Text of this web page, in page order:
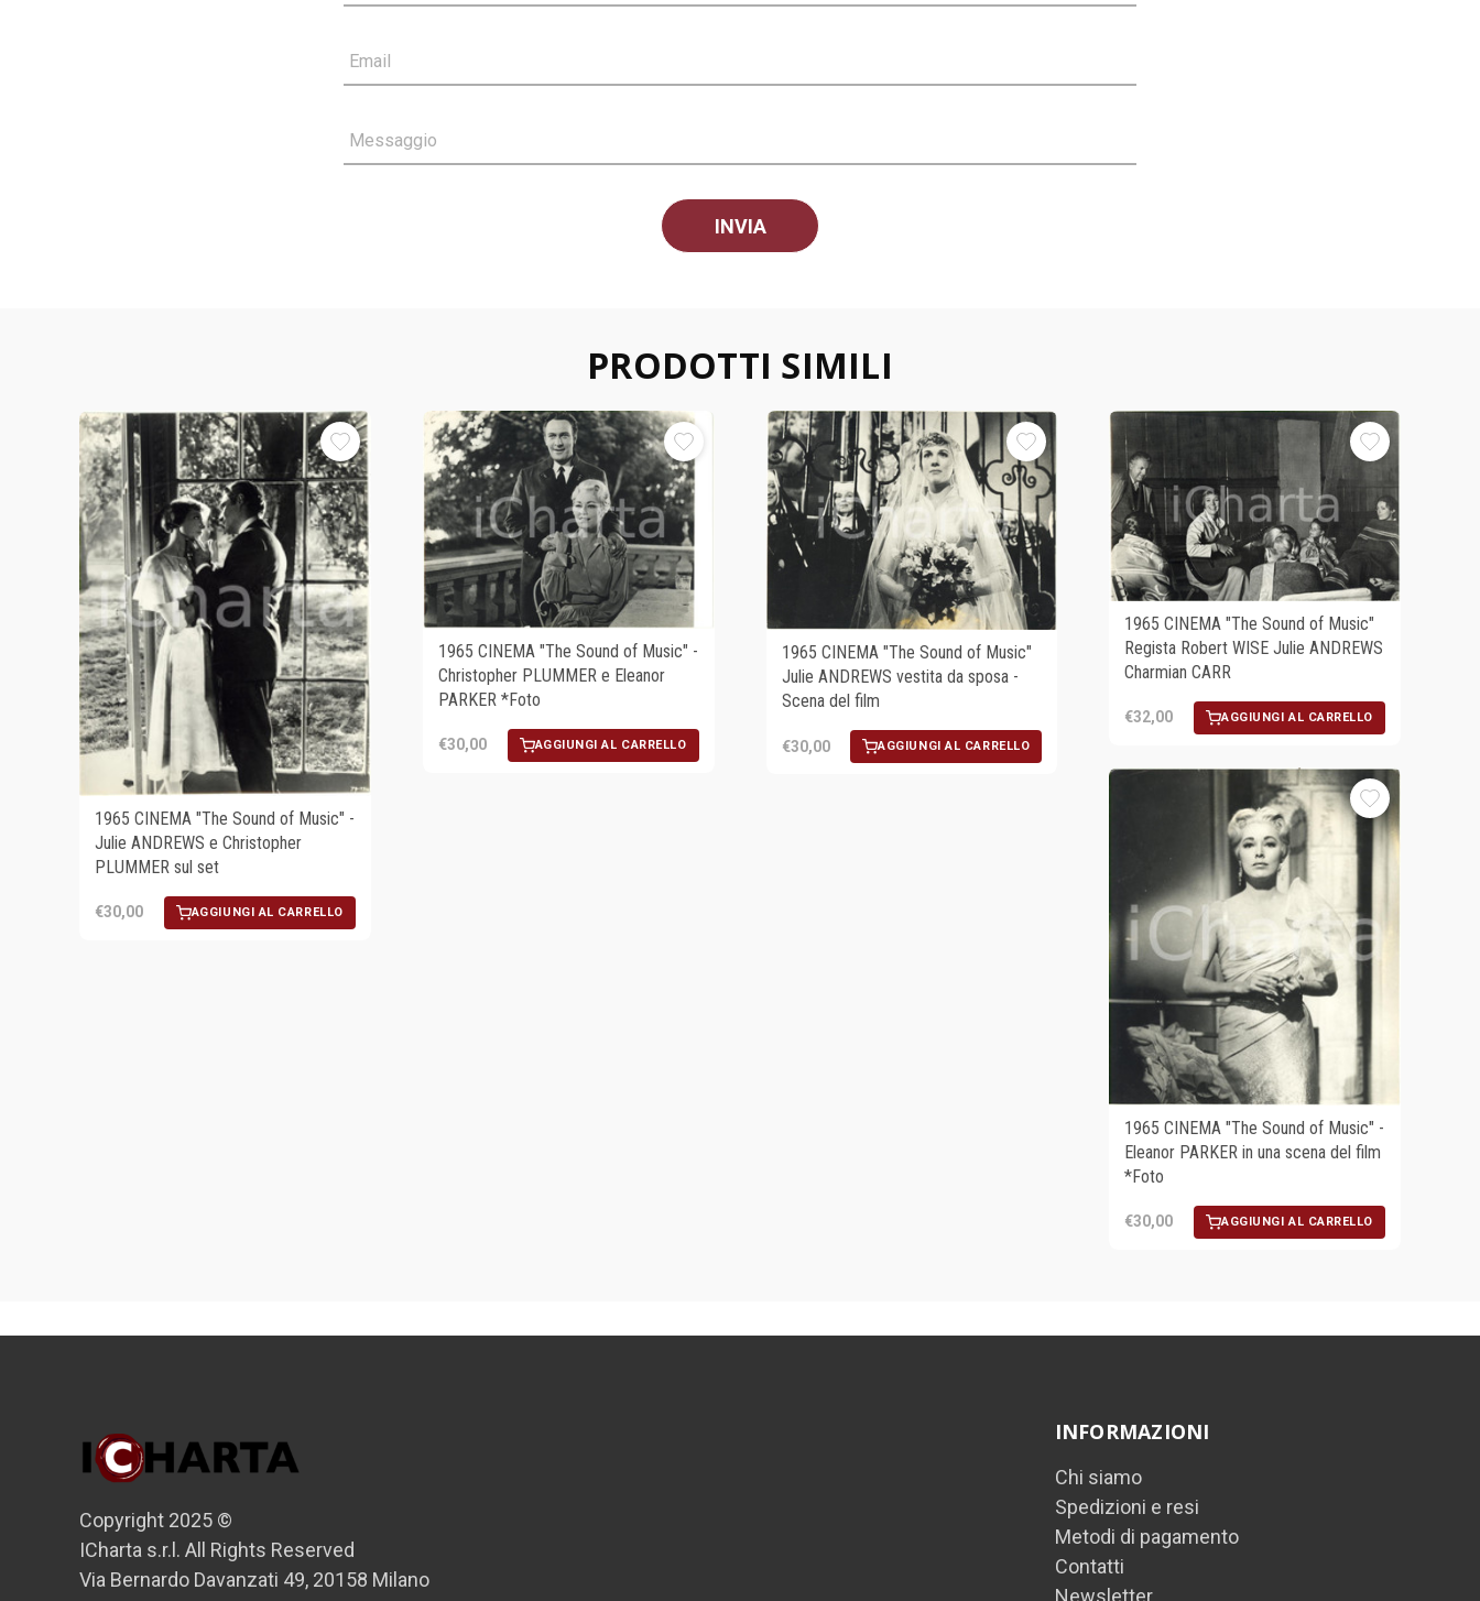
Email
Messaggio
PRODOTTI SIMILI
1965 CINEMA "The Sound of Music" -
Julie ANDREWS e Christopher
PLUMMER sul set
€30,00 AGGIUNGI AL CARRELLO
1965 CINEMA "The Sound of Music" -
Christopher PLUMMER e Eleanor
PARKER *Foto
€30,00 AGGIUNGI AL CARRELLO
1965 CINEMA "The Sound of Music"
Julie ANDREWS vestita da sposa -
Scena del film
€30,00 AGGIUNGI AL CARRELLO
1965 CINEMA "The Sound of Music"
Regista Robert WISE Julie ANDREWS
Charmian CARR
€32,00 AGGIUNGI AL CARRELLO
1965 CINEMA "The Sound of Music" -
Eleanor PARKER in una scena del film
*Foto
€30,00 AGGIUNGI AL CARRELLO
Copyright 2025 ©
ICharta s.r.l. All Rights Reserved
Via Bernardo Davanzati 49, 20158 Milano
INFORMAZIONI
Chi siamo
Spedizioni e resi
Metodi di pagamento
Contatti
Newsletter